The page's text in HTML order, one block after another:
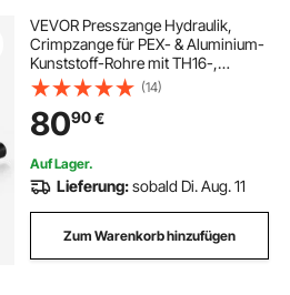
VEVOR Presszange Hydraulik,
Crimpzange für PEX- & Aluminium-
Kunststoff-Rohre mit TH16-,
TH20-, TH26- & TH32-Backen
sowie Tragekoffer, Presswerkzeug-
Set für Sanitärreparaturen & -
installationen
(14)
8090€
Auf Lager.
Lieferung:sobald Di. Aug. 11
Zum Warenkorb hinzufügen